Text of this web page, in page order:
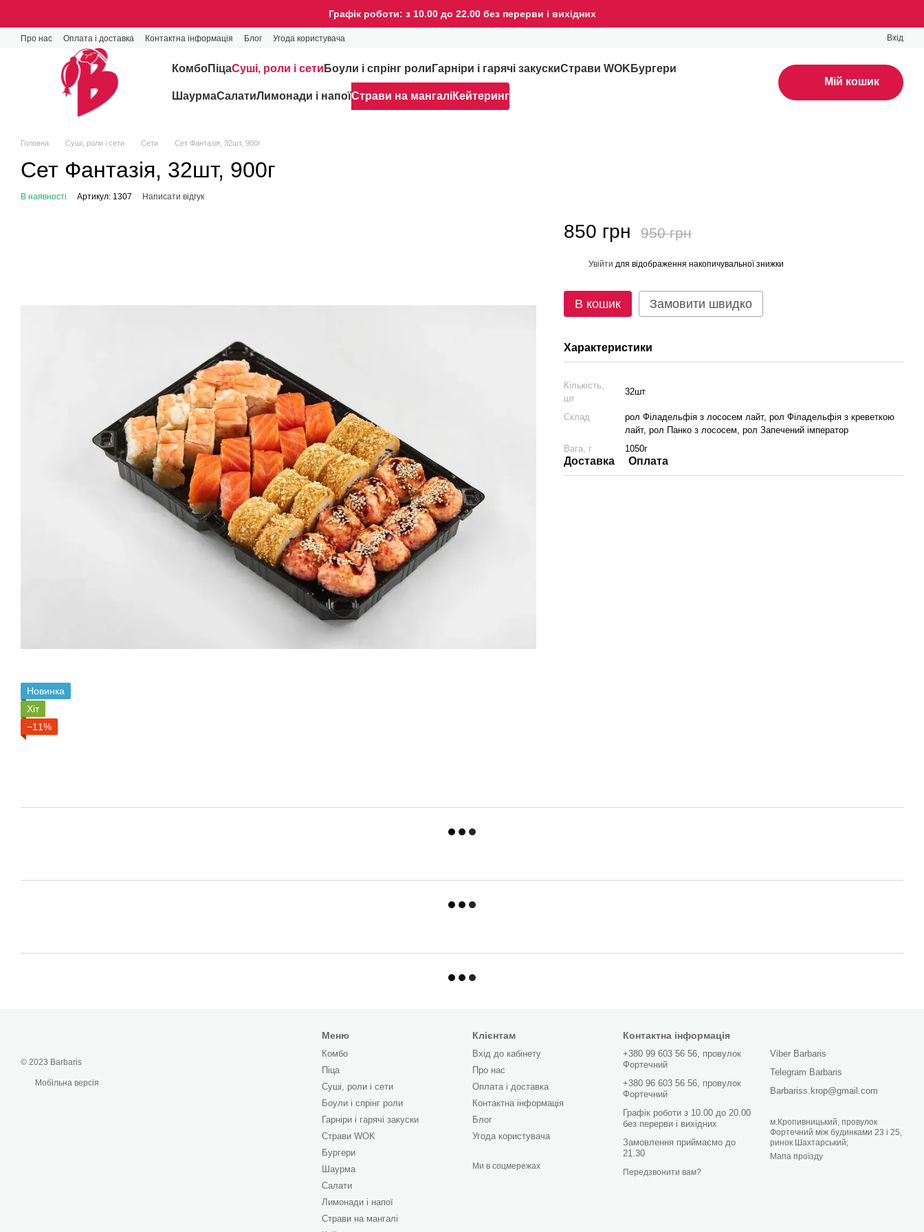
Графік роботи: з 10.00 до 22.00 без перерви і вихідних
Про нас Оплата і доставка Контактна інформація Блог Угода користувача Вхід
КомбоПіцаCуші, роли і сети Боули і спрінг роли Гарніри і гарячі закускиСтрави WOK Бургери
ШаурмаСалатиЛимонади і напоїСтрави на мангаліКейтеринг
Мій кошик
Головна Cуші, роли і сети Сети Сет Фантазія, 32шт, 900г
Сет Фантазія, 32шт, 900г
В наявності Артикул: 1307 Написати відгук
Новинка
Хіт
−11%
850 грн 950 грн
Увійти для відображення накопичувальної знижки
В кошик Замовити швидко
Характеристики
Кількість,
шт
32шт
Склад
рол Філадельфія з лососем лайт, рол Філадельфія з креветкою
лайт, рол Панко з лососем, рол Запечений імператор
Вага, г
1050г
Доставка Оплата
© 2023 Barbaris
Мобільна версія
Меню
Комбо
Піца
Cуші, роли і сети
Боули і спрінг роли
Гарніри і гарячі закуски
Страви WOK
Бургери
Шаурма
Салати
Лимонади і напої
Страви на мангалі
Клієнтам
Вхід до кабінету
Про нас
Оплата і доставка
Контактна інформація
Блог
Угода користувача
Ми в соцмережах
Контактна інформація
+380 99 603 56 56, провулок
Фортечний
+380 96 603 56 56, провулок
Фортечний
Графік роботи з 10.00 до 20.00
без перерви і вихідних
Замовлення приймаємо до
21.30
Передзвонити вам?
Viber Barbaris
Telegram Barbaris
Barbariss.krop@gmail.com
м.Кропивницький, провулок
Фортечний між будинками 23 і 25,
ринок Шахтарський;
Мапа проїзду